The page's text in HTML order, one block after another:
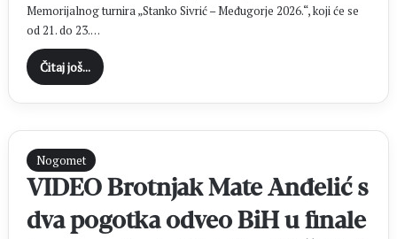
Memorijalnog turnira „Stanko Sivrić – Međugorje 2026.“, koji će se
od 21. do 23.…
Čitaj još...
Nogomet
VIDEO Brotnjak Mate Anđelić s
dva pogotka odveo BiH u finale